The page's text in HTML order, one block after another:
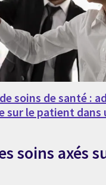
soins de santé :
sur le patient dans
soins axés